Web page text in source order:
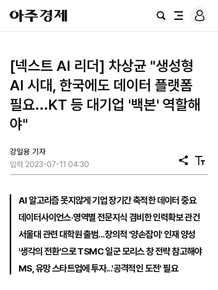
아
주
경
검
전
로
그
[넥스트 AI 리더] 차상균 "생성형
AI 시대, 한국에도 데이터 플랫폼
필요...KT 등 대기업 '백본' 역할해
야"
강일용 기자
입력 2023-07-11 04:30
공
유
텍
스
AI 알고리즘 못지않게 기업 장기간 축적한 데이터 중요
데이터사이언스·영역별 전문지식 겸비한 인력확보 관건
서울대 관련 대학원 출범...창의적 '양손잡이' 인재 양성
'생각의 전환'으로 TSMC 일군 모리스 창 전략 참고해야
MS, 유망 스타트업에 투자...'공격적인 도전' 필요